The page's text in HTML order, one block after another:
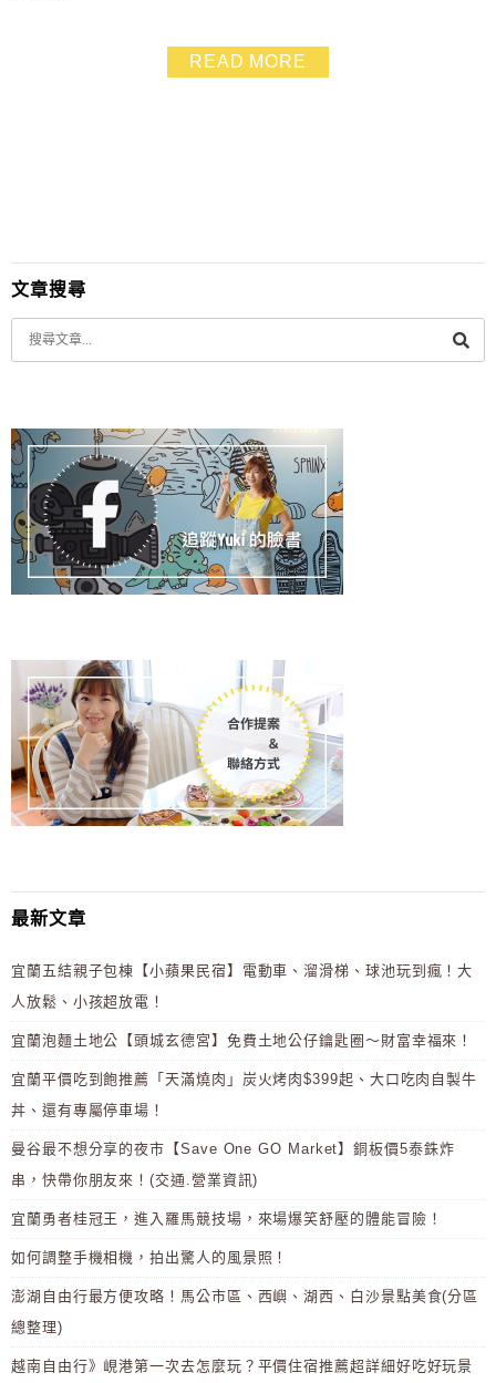
READ MORE
文章搜尋
最新文章
宜蘭五結親子包棟【小蘋果民宿】電動車、溜滑梯、球池玩到瘋！大
人放鬆、小孩超放電！
宜蘭泡麵土地公【頭城玄德宮】免費土地公仔鑰匙圈～財富幸福來！
宜蘭平價吃到飽推薦「天滿燒肉」炭火烤肉$399起、大口吃肉自製牛
丼、還有專屬停車場！
曼谷最不想分享的夜市【Save One GO Market】銅板價5泰銖炸
串，快帶你朋友來！(交通.營業資訊)
宜蘭勇者桂冠王，進入羅馬競技場，來場爆笑舒壓的體能冒險！
如何調整手機相機，拍出驚人的風景照！
澎湖自由行最方便攻略！馬公市區、西嶼、湖西、白沙景點美食(分區
總整理)
越南自由行》峴港第一次去怎麼玩？平價住宿推薦超詳細好吃好玩景